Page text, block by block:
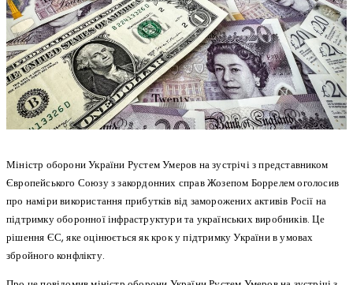
Міністр оборони України Рустем Умеров на зустрічі з представником
Європейського Союзу з закордонних справ Жозепом Боррелем оголосив
про наміри використання прибутків від заморожених активів Росії на
підтримку оборонної інфраструктури та українських виробників. Це
рішення ЄС, яке оцінюється як крок у підтримку України в умовах
збройного конфлікту.